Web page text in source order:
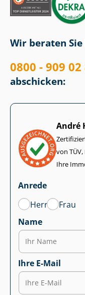
Wir beraten
0800 - 909 02
abschicken:
André
von TÜV,
Ihre
Anrede
Herr
Frau
Name
Ihre E-Mail